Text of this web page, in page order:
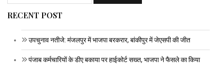
RECENT POST
उपचुनाव नतीजे: मंजलपुर में भाजपा बरकरार, बांकीपुर में जेएसपी की जीत
पंजाब कर्मचारियों के डीए बकाया पर हाईकोर्ट सख्त, भाजपा ने फैसले का किया